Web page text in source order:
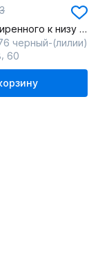
Туника расширенного к низу силуэта с разрезом и рельефами
черный-(лилии)
60